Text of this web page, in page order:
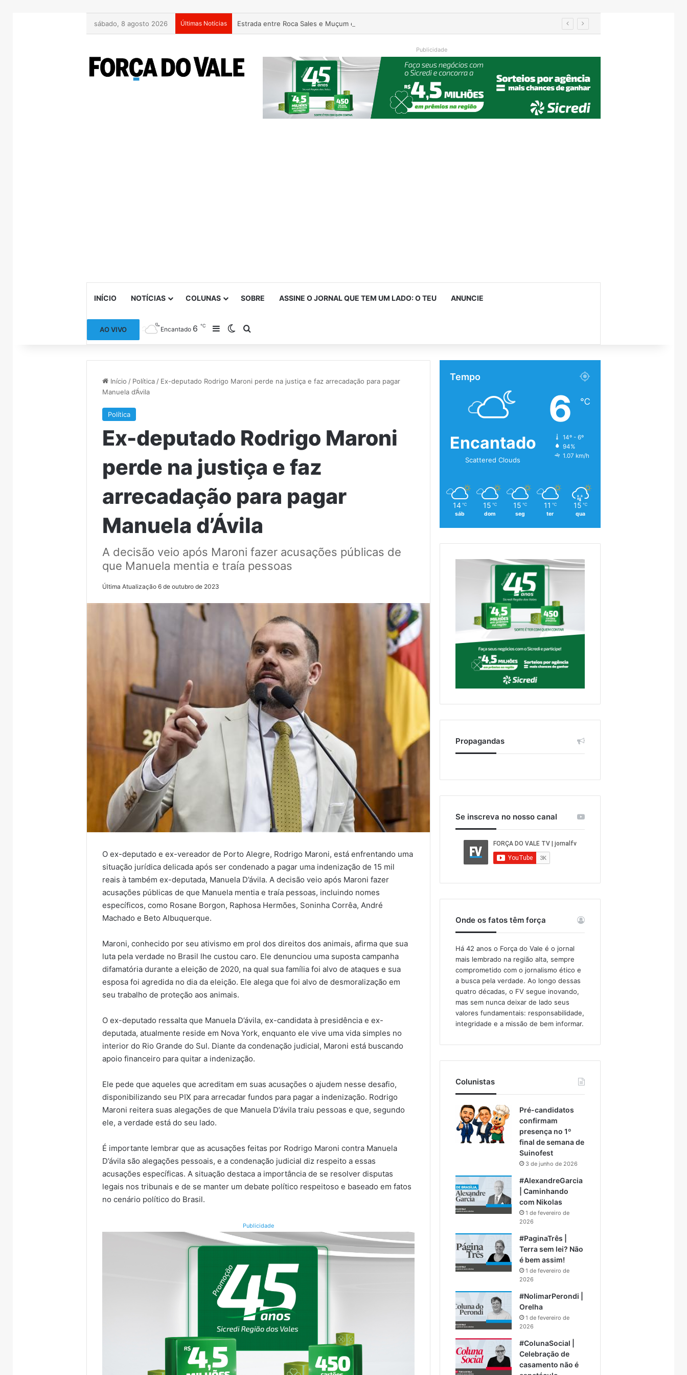
sábado, 8 agosto 2026 Últimas Notícias Estrada entre Roca Sales e Muçum é liberada após serviços de manutenção
Publicidade
INÍCIO NOTÍCIAS COLUNAS SOBRE ASSINE O JORNAL QUE TEM UM LADO: O TEU ANUNCIE
AO VIVO Encantado 6℃ Barra Lateral
Switch skin
Início / Política / Ex-deputado Rodrigo Maroni perde na justiça e faz arrecadação para pagar
Manuela d’Ávila
Política
Ex-deputado Rodrigo Maroni
perde na justiça e faz
arrecadação para pagar
Manuela d’Ávila
A decisão veio após Maroni fazer acusações públicas de
que Manuela mentia e traía pessoas
Última Atualização 6 de outubro de 2023
O ex-deputado e ex-vereador de Porto Alegre, Rodrigo Maroni, está enfrentando uma
situação jurídica delicada após ser condenado a pagar uma indenização de 15 mil
reais à também ex-deputada, Manuela D’ávila. A decisão veio após Maroni fazer
acusações públicas de que Manuela mentia e traía pessoas, incluindo nomes
específicos, como Rosane Borgon, Raphosa Hermões, Soninha Corrêa, André
Machado e Beto Albuquerque.
Maroni, conhecido por seu ativismo em prol dos direitos dos animais, afirma que sua
luta pela verdade no Brasil lhe custou caro. Ele denunciou uma suposta campanha
difamatória durante a eleição de 2020, na qual sua família foi alvo de ataques e sua
esposa foi agredida no dia da eleição. Ele alega que foi alvo de desmoralização em
seu trabalho de proteção aos animais.
O ex-deputado ressalta que Manuela D’ávila, ex-candidata à presidência e ex-
deputada, atualmente reside em Nova York, enquanto ele vive uma vida simples no
interior do Rio Grande do Sul. Diante da condenação judicial, Maroni está buscando
apoio financeiro para quitar a indenização.
Ele pede que aqueles que acreditam em suas acusações o ajudem nesse desafio,
disponibilizando seu PIX para arrecadar fundos para pagar a indenização. Rodrigo
Maroni reitera suas alegações de que Manuela D’ávila traiu pessoas e que, segundo
ele, a verdade está do seu lado.
É importante lembrar que as acusações feitas por Rodrigo Maroni contra Manuela
D’ávila são alegações pessoais, e a condenação judicial diz respeito a essas
acusações específicas. A situação destaca a importância de se resolver disputas
legais nos tribunais e de se manter um debate político respeitoso e baseado em fatos
no cenário político do Brasil.
Publicidade
Tempo
Encantado
Scattered Clouds
6 ℃
14º - 6º
94%
1.07 km/h
14 ℃
sáb
15 ℃
dom
15 ℃
seg
11 ℃
ter
15 ℃
qua
Propagandas
Se inscreva no nosso canal
Onde os fatos têm força
Há 42 anos o Força do Vale é o jornal
mais lembrado na região alta, sempre
comprometido com o jornalismo ético e
a busca pela verdade. Ao longo dessas
quatro décadas, o FV segue inovando,
mas sem nunca deixar de lado seus
valores fundamentais: responsabilidade,
integridade e a missão de bem informar.​
Colunistas
Pré-candidatos
confirmam
presença no 1º
final de semana de
Suinofest
3 de junho de 2026
#AlexandreGarcia
| Caminhando
com Nikolas
1 de fevereiro de
2026
#PaginaTrês |
Terra sem lei? Não
é bem assim!
1 de fevereiro de
2026
#NolimarPerondi |
Orelha
1 de fevereiro de
2026
#ColunaSocial |
Celebração de
casamento não é